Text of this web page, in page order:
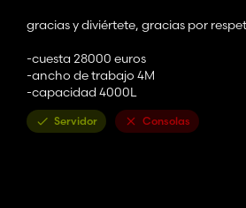
gracias y diviértete, gracias por
-cuesta 28000 euros
-ancho de trabajo 4M
-capacidad 4000L
Servidor Consolas